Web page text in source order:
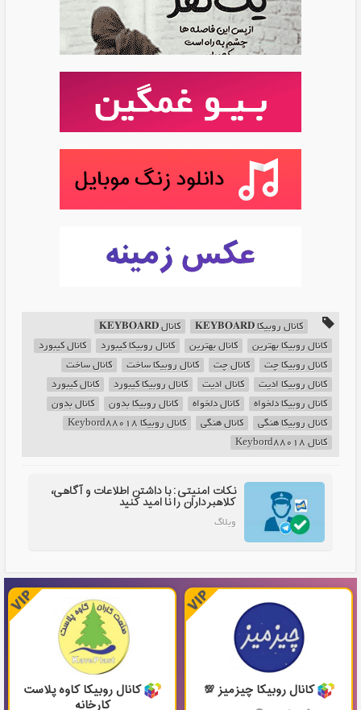
کانال روبیکا 𝐊𝐄𝐘𝐁𝐎𝐀𝐑𝐃
کانال 𝐊𝐄𝐘𝐁𝐎𝐀𝐑𝐃
کانال روبیکا بهترین
کانال بهترین کانال روبیکا کیبورد
کانال کیبورد
کانال روبیکا چت
کانال چت کانال روبیکا ساخت
کانال ساخت
کانال روبیکا ادیت
کانال ادیت کانال روبیکا کیبورد
کانال کیبورد
کانال روبیکا دلخواه
کانال دلخواه کانال روبیکا بدون
کانال بدون
کانال روبیکا هنگی
کانال هنگی
کانال روبیکا Keybord88018
کانال Keybord88018
نکات امنیتی: با داشتن اطلاعات و آگاهی،
کلاهبرداران را نا امید کنید
وبلاگ
کانال روبیکا چیزمیز 💯
کانال روبیکا کاوه پلاست
کارخانه